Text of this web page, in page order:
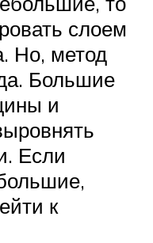
слоем
Но, метод
Большие
и
Если
к